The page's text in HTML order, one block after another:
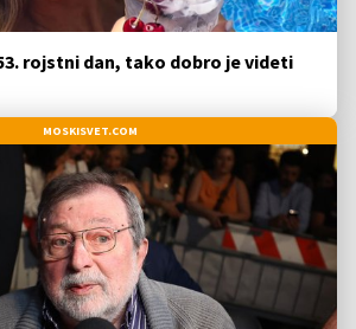
rojstni dan, tako dobro je videti
MOSKISVET.COM